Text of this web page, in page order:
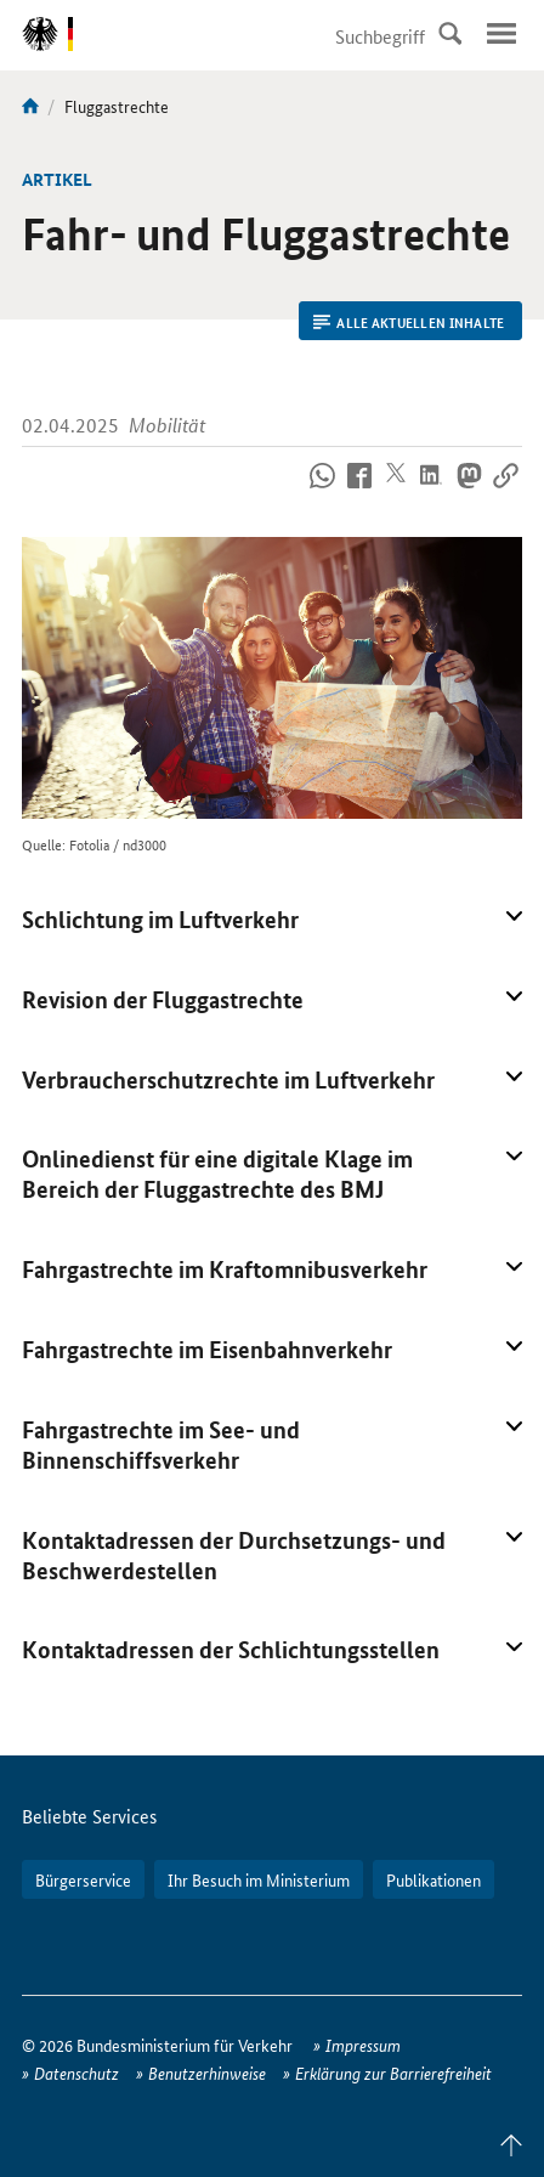
DirektZu:
Navigation
Sie
hier:
Aktuelle
Fluggastrechte
ARTIKEL
Fahr- und Fluggastrechte
ALLE AKTUELLEN INHALTE
02.04.2025 Mobilität
uns
im
Internet
Quelle: Fotolia / nd3000
Schlichtung im Luftverkehr
Revision der Fluggastrechte
Verbraucherschutzrechte im Luftverkehr
Onlinedienst für eine digitale Klage im
Bereich der Fluggastrechte des BMJ
Fahrgastrechte im Kraftomnibusverkehr
Fahrgastrechte im Eisenbahnverkehr
Fahrgastrechte im See- und
Binnenschiffsverkehr
Kontaktadressen der Durchsetzungs- und
Beschwerdestellen
Kontaktadressen der Schlichtungsstellen
Servicemenü
Beliebte Services
Bürgerservice Ihr Besuch im Ministerium Publikationen
erreichen
Sie
© 2026 Bundesministerium für Verkehr
Impressum
Datenschutz
Benutzerhinweise Erklärung zur Barrierefreiheit